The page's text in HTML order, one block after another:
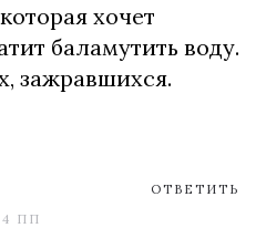
хочет
баламутить воду.
зажравшихся.
ПП
ОТВЕТИТЬ